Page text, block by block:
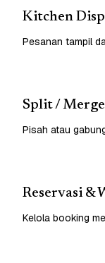
Kitchen
Pesanan tampil
Split /
Pisah atau
Reservasi &
Kelola booking